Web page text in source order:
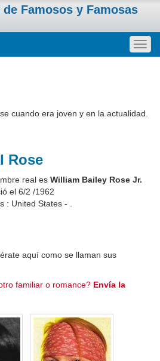
Famosos y Famosas
cuando era joven y en la actualidad.
Rose
real es William Bailey Rose Jr.
el 6/2 /1962
: United States - .
aquí como se llaman sus
familiar o romance? Envía la